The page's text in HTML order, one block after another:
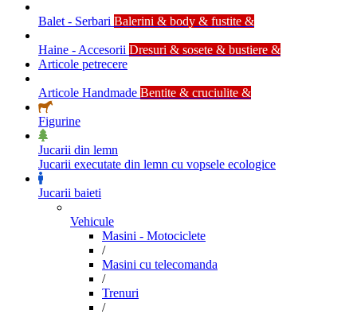
Balet - Serbari Balerini & body & fustite &
Haine - Accesorii Dresuri & sosete & bustiere &
Articole petrecere
Articole Handmade Bentite & cruciulite &
Figurine
Jucarii din lemn
Jucarii executate din lemn cu vopsele ecologice
Jucarii baieti
Vehicule
Masini - Motociclete
/
Masini cu telecomanda
/
Trenuri
/